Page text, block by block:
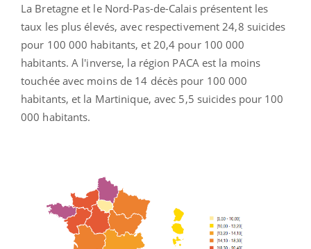
La Bretagne et le Nord-Pas-de-Calais présentent les
taux les plus élevés, avec respectivement 24,8 suicides
pour 100 000 habitants, et 20,4 pour 100 000
habitants. A l'inverse, la région PACA est la moins
touchée avec moins de 14 décès pour 100 000
habitants, et la Martinique, avec 5,5 suicides pour 100
000 habitants.